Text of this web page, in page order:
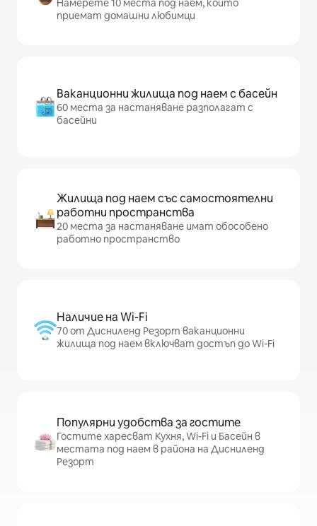
Намерете 10 места под наем, които
приемат домашни любимци
Ваканционни жилища под наем с басейн
60 места за настаняване разполагат с
басейни
Жилища под наем със самостоятелни
работни пространства
20 места за настаняване имат обособено
работно пространство
Наличие на Wi-Fi
70 от Дисниленд Резорт ваканционни
жилища под наем включват достъп до Wi-Fi
Популярни удобства за гостите
Гостите харесват Кухня, Wi-Fi и Басейн в
местата под наем в района на Дисниленд
Резорт